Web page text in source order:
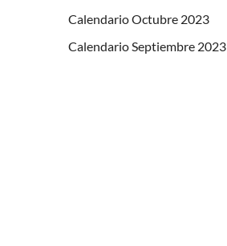
Calendario Octubre 2023
Calendario Septiembre 2023